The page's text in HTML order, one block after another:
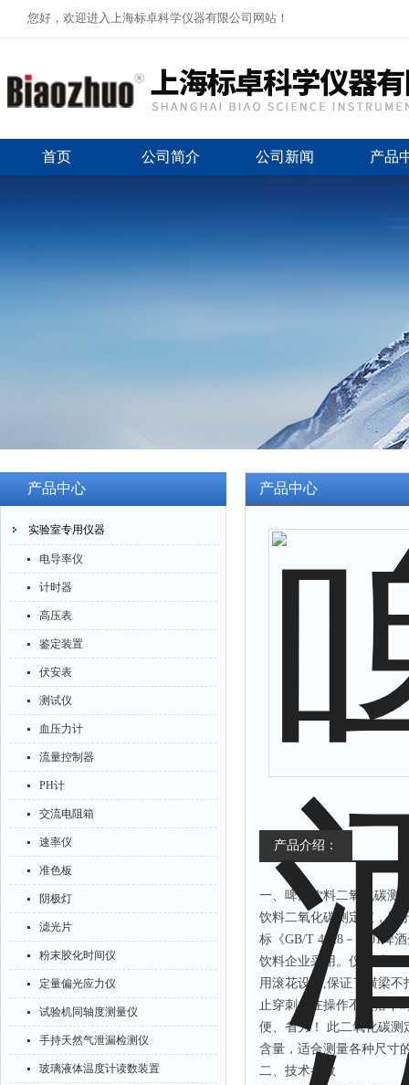
您好，欢迎进入上海标卓科学仪器有限公司网站！
首页 公司简介 公司新闻 产品
产品中心
实验室专用仪器
电导率仪
计时器
高压表
鉴定装置
伏安表
测试仪
血压力计
流量控制器
PH计
交流电阻箱
速率仪
准色板
阴极灯
滤光片
粉末胶化时间仪
定量偏光应力仪
试验机同轴度测量仪
手持天然气泄漏检测仪
玻璃液体温度计读数装置
产品中心
产品介绍：
一、啤酒饮料二氧化碳测
饮料二氧化碳测定仪，用
标《GB/T 4928－2001啤
饮料企业采用。仪器采用
用滚花设计,保证了横梁
止穿刺头在操作不慎落下
便、省力！ 此二氧化碳测
含量，适合测量各种尺寸
二、技术参数